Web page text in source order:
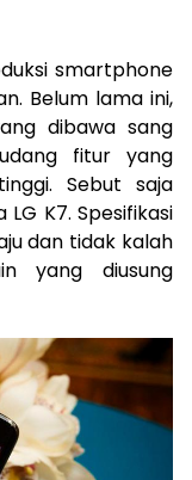
smartphone
Belum lama ini,
dibawa sang
fitur yang
Sebut saja
LG K7. Spesifikasi
dan tidak kalah
yang diusung